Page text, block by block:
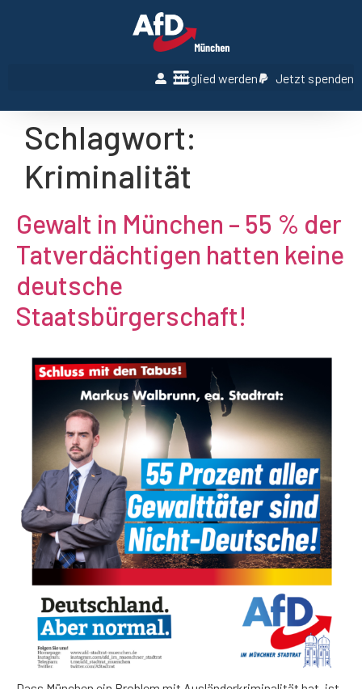
Mitglied werden Jetzt spenden
Schlagwort:
Kriminalität
Gewalt in München – 55 % der
Tatverdächtigen hatten keine
deutsche
Staatsbürgerschaft!